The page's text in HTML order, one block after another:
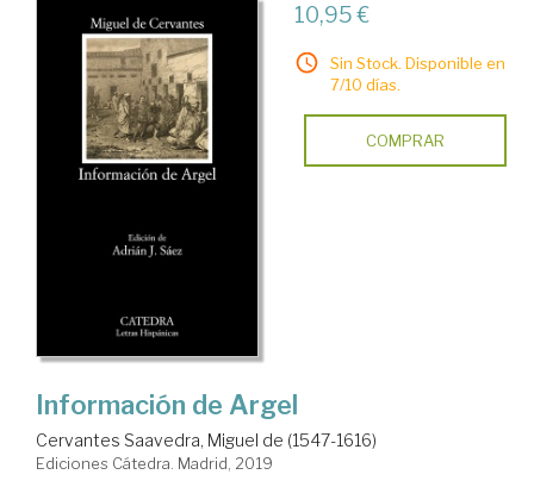
10,95 €
Sin Stock. Disponible en
7/10 días.
COMPRAR
Información de Argel
Cervantes Saavedra, Miguel de (1547-1616)
Ediciones Cátedra. Madrid, 2019